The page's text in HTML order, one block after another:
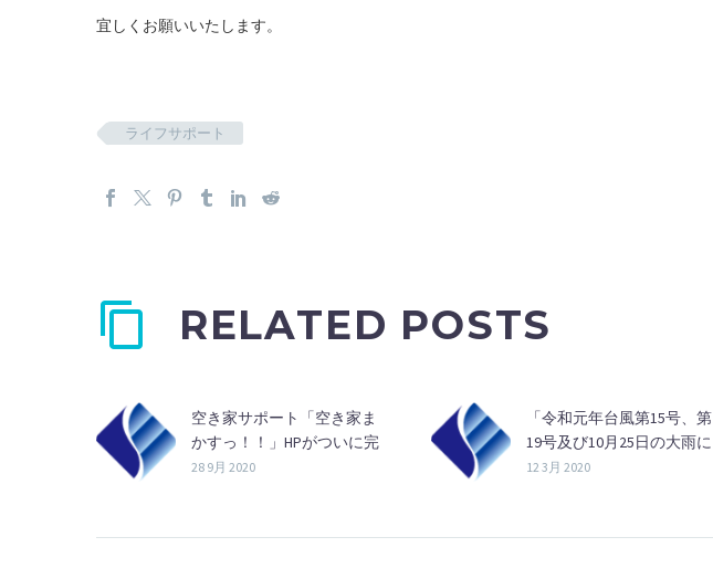
宜しくお願いいたします。
ライフサポート
RELATED POSTS
空き家サポート「空き家ま
かすっ！！」HPがついに完
成！
28 9月 2020
「令和元年台風第15号、第
19号及び10月25日の大雨に
よる被害」の 義援金寄付に
12 3月 2020